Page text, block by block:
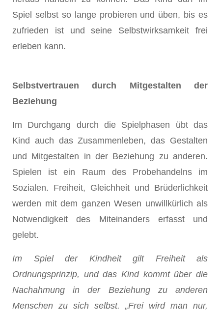
Spiel selbst so lange probieren und üben, bis es
zufrieden ist und seine Selbstwirksamkeit frei
erleben kann.
Selbstvertrauen durch Mitgestalten der
Beziehung
Im Durchgang durch die Spielphasen übt das
Kind auch das Zusammenleben, das Gestalten
und Mitgestalten in der Beziehung zu anderen.
Spielen ist ein Raum des Probehandelns im
Sozialen. Freiheit, Gleichheit und Brüderlichkeit
werden mit dem ganzen Wesen unwillkürlich als
Notwendigkeit des Miteinanders erfasst und
gelebt.
Im Spiel der Kindheit gilt Freiheit als
Ordnungsprinzip, und das Kind kommt über die
Nachahmung in der Beziehung zu anderen
Menschen zu sich selbst. „Frei wird man nur,